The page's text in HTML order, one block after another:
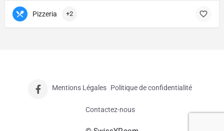
Pizzeria +2
Mentions Légales Politique de confidentialité
Contactez-nous